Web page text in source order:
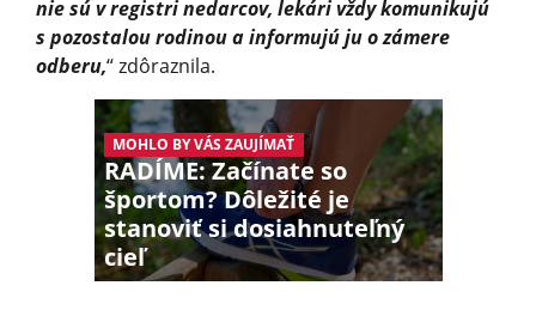
nie sú v registri nedarcov, lekári vždy komunikujú
s pozostalou rodinou a informujú ju o zámere
odberu,“ zdôraznila.
MOHLO BY VÁS ZAUJÍMAŤ
RADÍME: Začínate so
športom? Dôležité je
stanoviť si dosiahnuteľný
cieľ